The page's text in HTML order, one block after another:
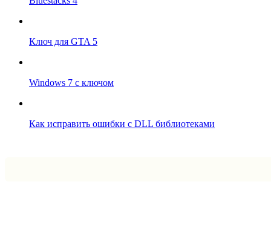
Ключ для GTA 5
Windows 7 с ключом
Как исправить ошибки с DLL библиотеками